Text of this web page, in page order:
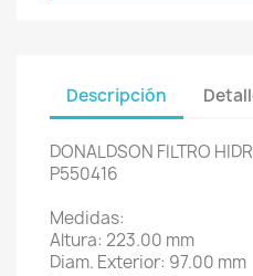
Descripción
DONALDSON FILTRO
P550416
Medidas:
Altura: 223.00 mm
Diam. Exterior: 97.00 mm